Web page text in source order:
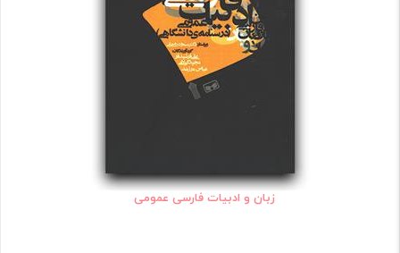
زبان و ادبیات فارسی عمومی